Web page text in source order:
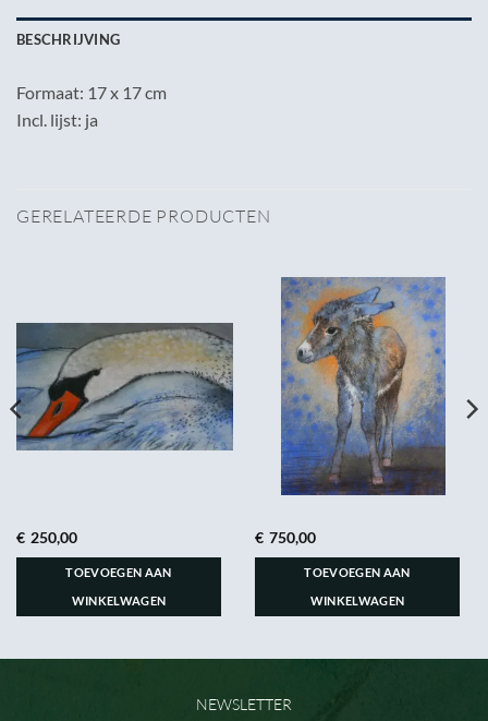
BESCHRIJVING
Formaat: 17 x 17 cm
Incl. lijst: ja
GERELATEERDE PRODUCTEN
€ 250,00
TOEVOEGEN AAN
WINKELWAGEN
€ 750,00
TOEVOEGEN AAN
WINKELWAGEN
NEWSLETTER